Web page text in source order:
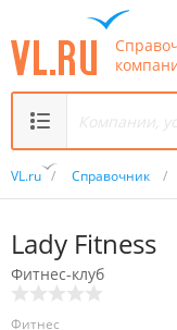
VL.ru / Справочник /
Lady Fitness
Фитнес-клуб
Фитнес